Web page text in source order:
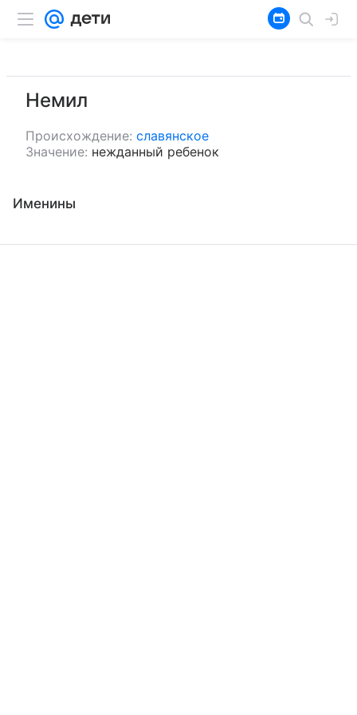
Немил
Происхождение: славянское
Значение: нежданный ребенок
Именины